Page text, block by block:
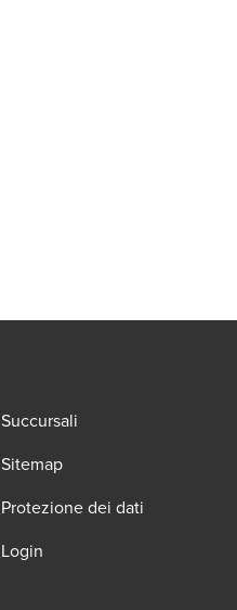
Succursali
Sitemap
Protezione dei dati
Login